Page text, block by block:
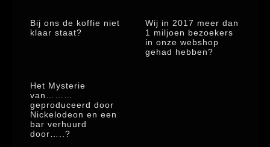
Bij ons de koffie niet
klaar staat?
Wij in 2017 meer dan
1 miljoen bezoekers
in onze webshop
gehad hebben?
Het Mysterie
van………
geproduceerd door
Nickelodeon en een
bar verhuurd
door…..?